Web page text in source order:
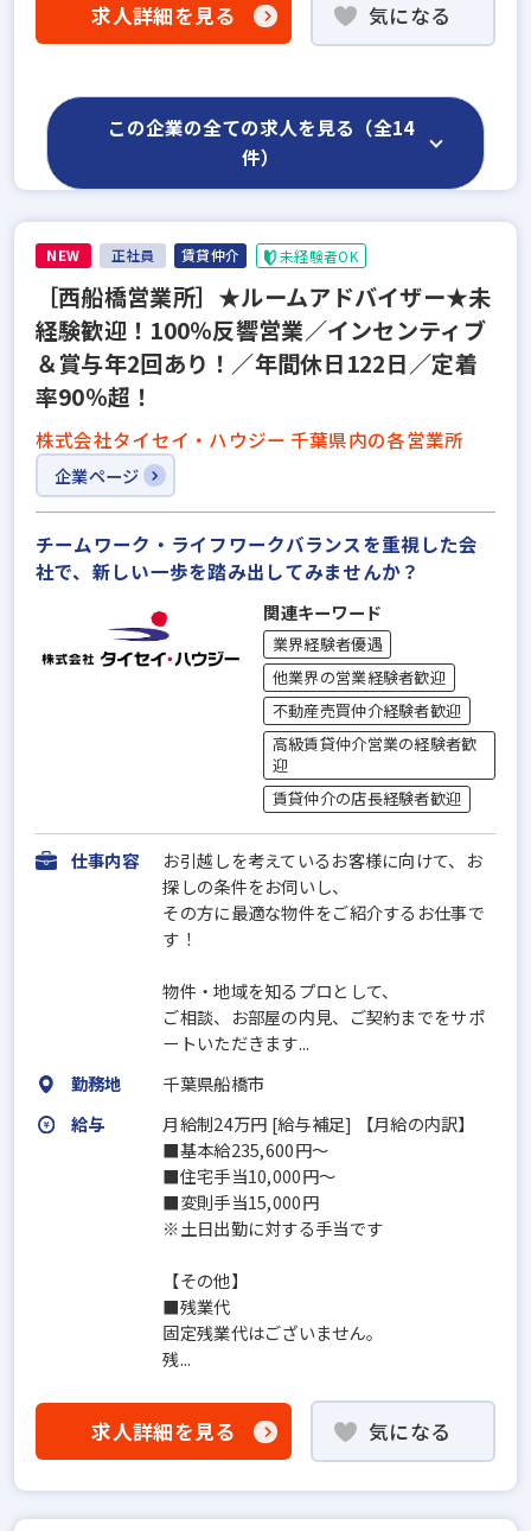
求人詳細を見る 気になる
この企業の全ての求人を見る（全14
件）
NEW 正社員 賃貸仲介 未経験者OK
［西船橋営業所］★ルームアドバイザー★未
経験歓迎！100％反響営業／インセンティブ
＆賞与年2回あり！／年間休日122日／定着
率90％超！
株式会社タイセイ・ハウジー 千葉県内の各営業所
企業ページ
チームワーク・ライフワークバランスを重視した会
社で、新しい一歩を踏み出してみませんか？
関連キーワード
業界経験者優遇
他業界の営業経験者歓迎
不動産売買仲介経験者歓迎
高級賃貸仲介営業の経験者歓
迎
賃貸仲介の店長経験者歓迎
仕事内容
お引越しを考えているお客様に向けて、お
探しの条件をお伺いし、
その方に最適な物件をご紹介するお仕事で
す！
物件・地域を知るプロとして、
ご相談、お部屋の内見、ご契約までをサポ
ートいただきます...
勤務地
千葉県船橋市
給与
月給制24万円 [給与補足] 【月給の内訳】
■基本給235,600円～
■住宅手当10,000円～
■変則手当15,000円
※土日出勤に対する手当です
【その他】
■残業代
固定残業代はございません。
残...
求人詳細を見る 気になる